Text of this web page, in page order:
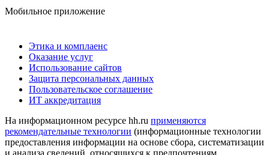
Мобильное приложение
Этика и комплаенс
Оказание услуг
Использование сайтов
Защита персональных данных
Пользовательское соглашение
ИТ аккредитация
На информационном ресурсе hh.ru применяются
рекомендательные технологии (информационные технологии
предоставления информации на основе сбора, систематизации